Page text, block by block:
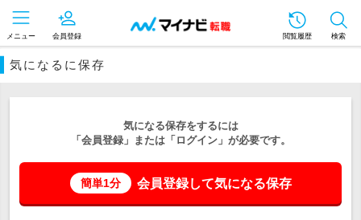
メニュー 会員登録 閲覧履歴 検索
気になるに保存
気になる保存をするには
「会員登録」または「ログイン」が必要です。
簡単1分 会員登録して気になる保存